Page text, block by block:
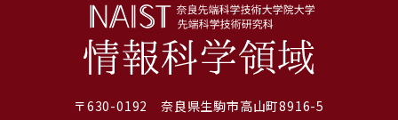
〒630-0192 奈良県生駒市高山町8916-5